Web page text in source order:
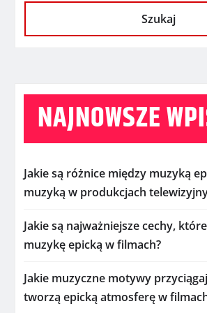
Szukaj
NAJNOWSZE
Jakie są różnice między muzyką
muzyką w produkcjach
Jakie są najważniejsze cechy,
muzykę epicką w filmach?
Jakie muzyczne motywy
tworzą epicką atmosferę w